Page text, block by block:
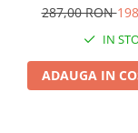
mamici si bebelusi,
287,00 RON
IN
ADAUGA IN